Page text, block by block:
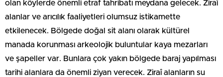
olan köylerde önemli etraf tahribatı meydana gelecek. Ziraî
alanlar ve arıcılık faaliyetleri olumsuz istikamette
etkilenecek. Bölgede doğal sit alanı olarak kültürel
manada korunması arkeolojik buluntular kaya mezarları
ve şapeller var. Bunlara çok yakın bölgede baraj yapılması
tarihi alanlara da önemli ziyan verecek. Ziraî alanların su